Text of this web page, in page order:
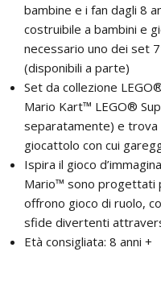
bambine e i fan dagli 8
costruibile a bambini e
necessario uno dei set
(disponibili a parte)
Set da collezione
Mario Kart™ LEGO®
separatamente) e trova
giocattolo con cui
Ispira il gioco
Mario™ sono progettati
offrono gioco di ruolo,
sfide divertenti
Età consigliata: 8 anni +